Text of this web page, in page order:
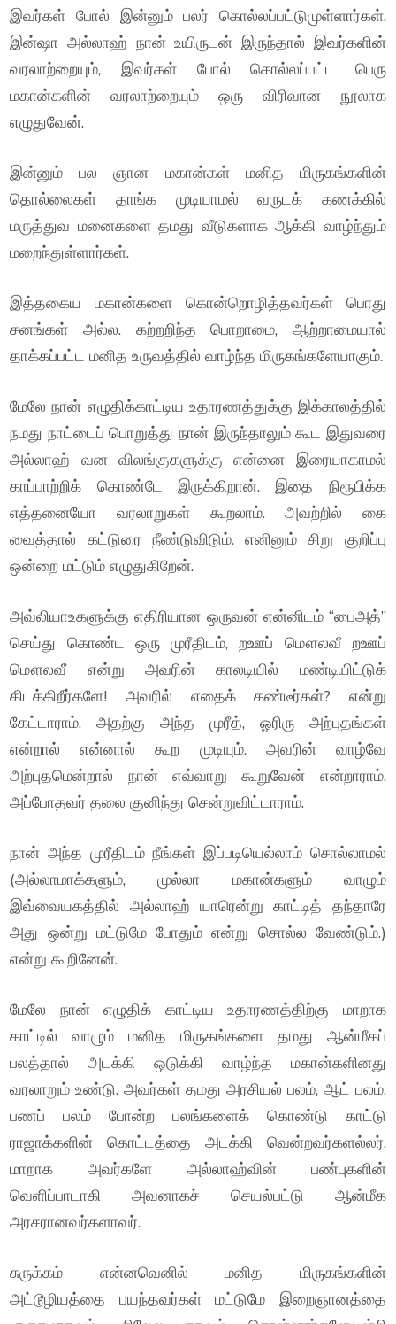
இவர்கள் போல் இன்னும் பலர் கொல்லப்பட்டுமுள்ளார்கள்.
இன்ஷா அல்லாஹ் நான் உயிருடன் இருந்தால் இவர்களின்
வரலாற்றையும், இவர்கள் போல் கொல்லப்பட்ட பெரு
மகான்களின் வரலாற்றையும் ஒரு விரிவான நூலாக
எழுதுவேன்.
இன்னும் பல ஞான மகான்கள் மனித மிருகங்களின்
தொல்லைகள் தாங்க முடியாமல் வருடக் கணக்கில்
மருத்துவ மனைகளை தமது வீடுகளாக ஆக்கி வாழ்ந்தும்
மறைந்துள்ளார்கள்.
இத்தகைய மகான்களை கொன்றொழித்தவர்கள் பொது
சனங்கள் அல்ல. கற்றறிந்த பொறாமை, ஆற்றாமையால்
தாக்கப்பட்ட மனித உருவத்தில் வாழ்ந்த மிருகங்களேயாகும்.
மேலே நான் எழுதிக்காட்டிய உதாரணத்துக்கு இக்காலத்தில்
நமது நாட்டைப் பொறுத்து நான் இருந்தாலும் கூட இதுவரை
அல்லாஹ் வன விலங்குகளுக்கு என்னை இரையாகாமல்
காப்பாற்றிக் கொண்டே இருக்கிறான். இதை நிரூபிக்க
எத்தனையோ வரலாறுகள் கூறலாம். அவற்றில் கை
வைத்தால் கட்டுரை நீண்டுவிடும். எனினும் சிறு குறிப்பு
ஒன்றை மட்டும் எழுதுகிறேன்.
அவ்லியாஉகளுக்கு எதிரியான ஒருவன் என்னிடம் “பைஅத்”
செய்து கொண்ட ஒரு முரீதிடம், றஊப் மௌலவீ றஊப்
மௌலவீ என்று அவரின் காலடியில் மண்டியிட்டுக்
கிடக்கிறீர்களே! அவரில் எதைக் கண்டீர்கள்? என்று
கேட்டாராம். அதற்கு அந்த முரீத், ஓரிரு அற்புதங்கள்
என்றால் என்னால் கூற முடியும். அவரின் வாழ்வே
அற்புதமென்றால் நான் எவ்வாறு கூறுவேன் என்றாராம்.
அப்போதவர் தலை குனிந்து சென்றுவிட்டாராம்.
நான் அந்த முரீதிடம் நீங்கள் இப்படியெல்லாம் சொல்லாமல்
(அல்லாமாக்களும், முல்லா மகான்களும் வாழும்
இவ்வையகத்தில் அல்லாஹ் யாரென்று காட்டித் தந்தாரே
அது ஒன்று மட்டுமே போதும் என்று சொல்ல வேண்டும்.)
என்று கூறினேன்.
மேலே நான் எழுதிக் காட்டிய உதாரணத்திற்கு மாறாக
காட்டில் வாழும் மனித மிருகங்களை தமது ஆன்மீகப்
பலத்தால் அடக்கி ஒடுக்கி வாழ்ந்த மகான்களினது
வரலாறும் உண்டு. அவர்கள் தமது அரசியல் பலம், ஆட் பலம்,
பணப் பலம் போன்ற பலங்களைக் கொண்டு காட்டு
ராஜாக்களின் கொட்டத்தை அடக்கி வென்றவர்களல்லர்.
மாறாக அவர்களே அல்லாஹ்வின் பண்புகளின்
வெளிப்பாடாகி அவனாகச் செயல்பட்டு ஆன்மீக
அரசரானவர்களாவர்.
சுருக்கம் என்னவெனில் மனித மிருகங்களின்
அட்டூழியத்தை பயந்தவர்கள் மட்டுமே இறைஞானத்தை